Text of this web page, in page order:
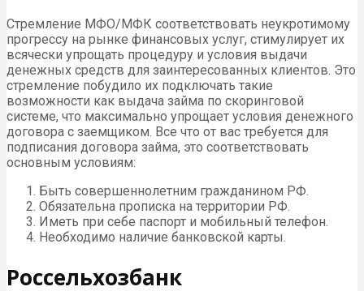
Стремление МФО/МФК соответствовать неукротимому
прогрессу на рынке финансовых услуг, стимулирует их
всячески упрощать процедуру и условия выдачи
денежных средств для заинтересованных клиентов. Это
стремление побудило их подключать такие
возможности как выдача займа по скоринговой
системе, что максимально упрощает условия денежного
договора с заемщиком. Все что от вас требуется для
подписания договора займа, это соответствовать
основным условиям:
Быть совершеннолетним гражданином РФ.
Обязательна прописка на территории РФ.
Иметь при себе паспорт и мобильный телефон.
Необходимо наличие банковской карты.
Россельхозбанк